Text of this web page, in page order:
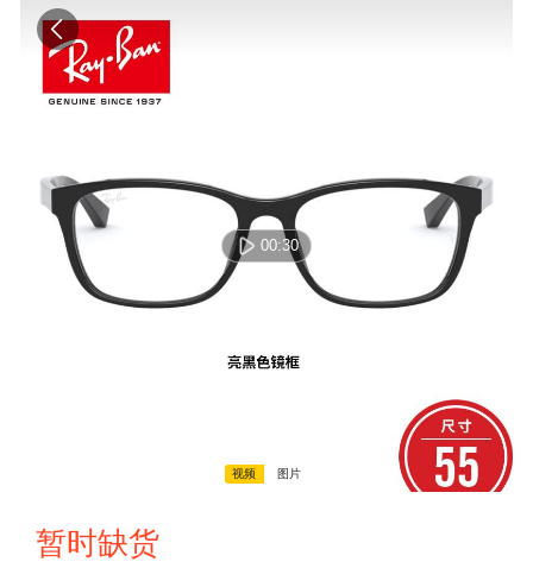
00:30
视频
图片
暂时缺货